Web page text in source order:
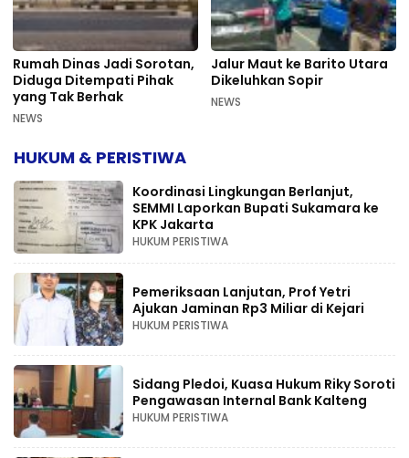
Rumah Dinas Jadi Sorotan,
Diduga Ditempati Pihak
yang Tak Berhak
NEWS
Jalur Maut ke Barito Utara
Dikeluhkan Sopir
NEWS
HUKUM & PERISTIWA
Koordinasi Lingkungan Berlanjut,
SEMMI Laporkan Bupati Sukamara ke
KPK Jakarta
HUKUM PERISTIWA
Pemeriksaan Lanjutan, Prof Yetri
Ajukan Jaminan Rp3 Miliar di Kejari
HUKUM PERISTIWA
Sidang Pledoi, Kuasa Hukum Riky Soroti
Pengawasan Internal Bank Kalteng
HUKUM PERISTIWA